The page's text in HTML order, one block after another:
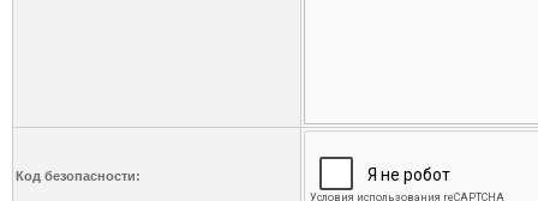
Код безопасности: